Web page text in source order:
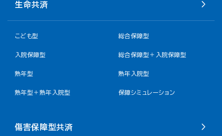
生命共済
こども型 総合保障型
入院保障型 総合保障型＋入院保障型
熟年型 熟年入院型
熟年型＋熟年入院型 保障シミュレーション
傷害保障型共済